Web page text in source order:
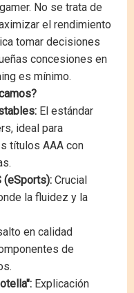
No se trata de
el rendimiento
tomar decisiones
concesiones en
es mínimo.
El estándar
ideal para
títulos AAA con
(eSports): Crucial
la fluidez y la
en calidad
de
Explicación